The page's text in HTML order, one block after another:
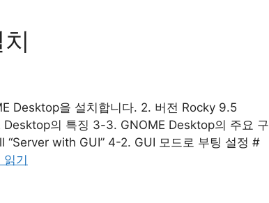
Desktop을 설치합니다. 2. 버전 Rocky 9.5
의 특징 3-3. GNOME Desktop의 주요 구
with GUI” 4-2. GUI 모드로 부팅 설정 #
읽기